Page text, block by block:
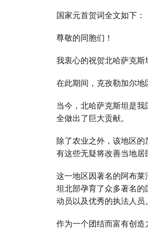
国家元首贺词全文如下：
尊敬的同胞们！
我衷心的祝贺北哈萨克斯
在此期间，克孜勒加尔地
当今，北哈萨克斯坦是
全做出了巨大贡献。
除了农业之外，该地区
有这些无疑将改善当地居
这一地区因著名的阿布
坦北部孕育了众多著名
动员以及优秀的执法人员。
作为一个团结而富有创